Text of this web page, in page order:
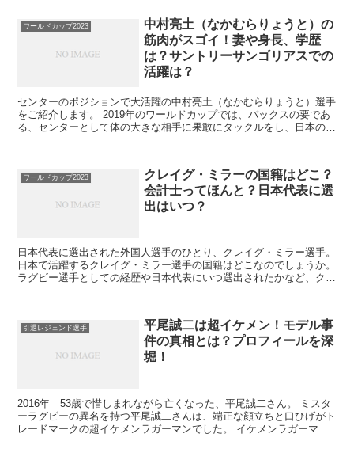
ワールドカップ2023
中村亮土（なかむらりょうと）の
筋肉がスゴイ！妻や身長、学歴
は？サントリーサンゴリアスでの
活躍は？
センターのポジションで大活躍の中村亮土（なかむらりょうと）選手
をご紹介します。 2019年のワールドカップでは、バックスの要であ
る、センターとして体の大きな相手に果敢にタックルをし、日本の勝
ワールドカップ2023
クレイグ・ミラーの国籍はどこ？
会計士ってほんと？日本代表に選
出はいつ？
日本代表に選出された外国人選手のひとり、クレイグ・ミラー選手。
日本で活躍するクレイグ・ミラー選手の国籍はどこなのでしょうか。
ラグビー選手としての経歴や日本代表にいつ選出されたかなど、クレ
引退レジェンド選手
平尾誠二は超イケメン！モデル事
件の真相とは？プロフィールを深
堀！
2016年 53歳で惜しまれながら亡くなった、平尾誠二さん。 ミスタ
ーラグビーの異名を持つ平尾誠二さんは、端正な顔立ちと口ひげがト
レードマークの超イケメンラガーマンでした。 イケメンラガーマ